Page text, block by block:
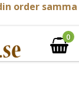
order samma
0